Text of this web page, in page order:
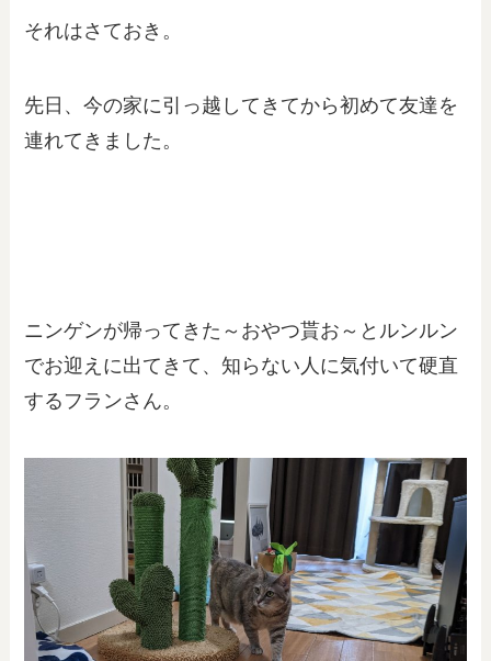
それはさておき。
先日、今の家に引っ越してきてから初めて友達を
連れてきました。
ニンゲンが帰ってきた～おやつ貰お～とルンルン
でお迎えに出てきて、知らない人に気付いて硬直
するフランさん。